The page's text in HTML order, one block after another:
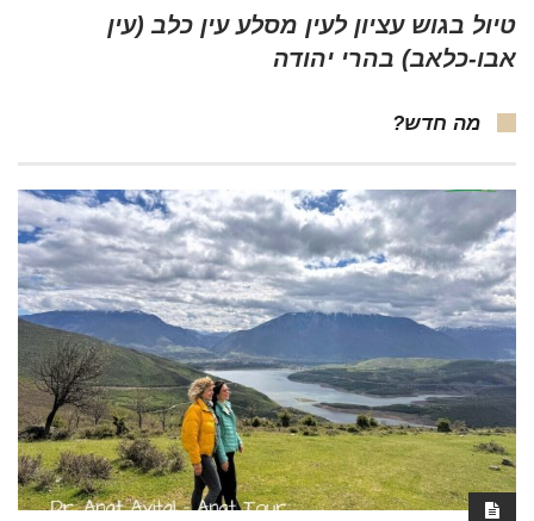
טיול בגוש עציון לעין מסלע עין כלב (עין
אבו-כלאב) בהרי יהודה
מה חדש?